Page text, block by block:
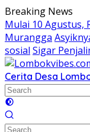
Skip
to
content
Breaking News
Mulai 10 Agustus,
Murangga
sosial Sigar
Cerita Desa